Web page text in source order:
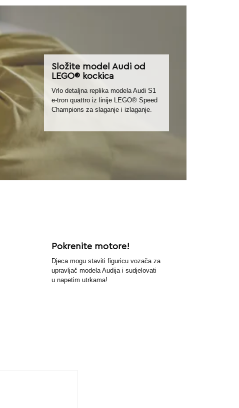
Složite model Audi od
LEGO® kockica
Vrlo detaljna replika modela Audi S1
e-tron quattro iz linije LEGO® Speed
Champions za slaganje i izlaganje.
Pokrenite motore!
Djeca mogu staviti figuricu vozača za
upravljač modela Audija i sudjelovati
u napetim utrkama!